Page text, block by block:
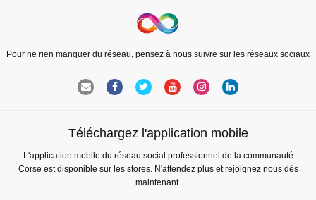
Pour ne rien manquer du réseau, pensez à nous suivre sur les réseaux sociaux
Téléchargez l'application mobile
L'application mobile du réseau social professionnel de la communauté
Corse est disponible sur les stores. N'attendez plus et rejoignez nous dès
maintenant.